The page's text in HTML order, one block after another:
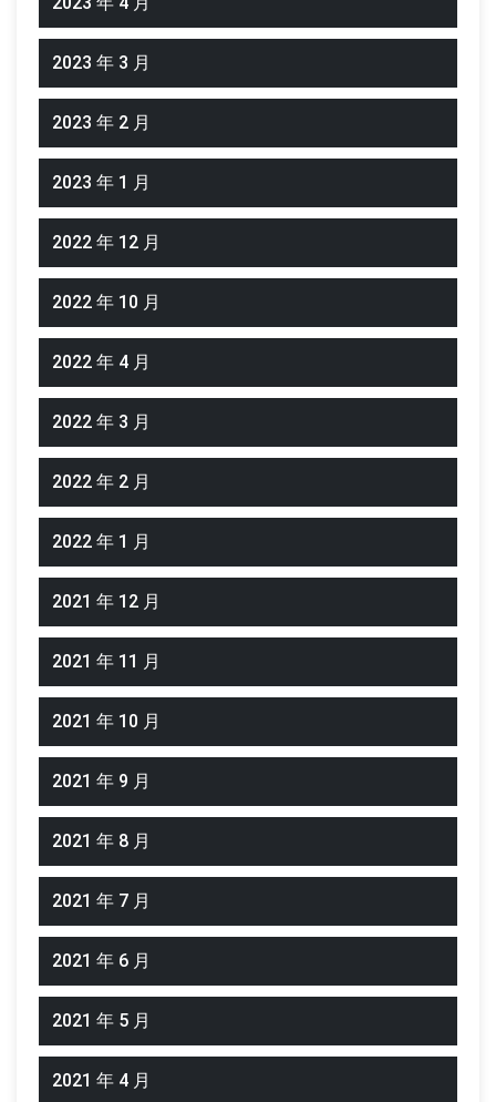
2023 年 3 月
2023 年 2 月
2023 年 1 月
2022 年 12 月
2022 年 10 月
2022 年 4 月
2022 年 3 月
2022 年 2 月
2022 年 1 月
2021 年 12 月
2021 年 11 月
2021 年 10 月
2021 年 9 月
2021 年 8 月
2021 年 7 月
2021 年 6 月
2021 年 5 月
2021 年 4 月